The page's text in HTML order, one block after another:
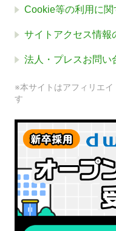
Cookie等の利用に
サイトアクセス情報
法人・プレスお問い
※本サイトはアフィリエ
す